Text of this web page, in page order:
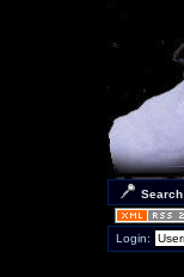
Search
Login: